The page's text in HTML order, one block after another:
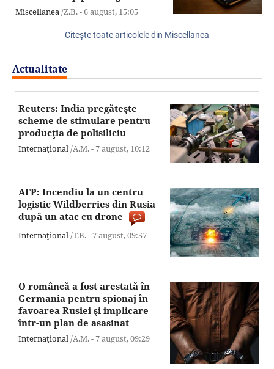
Miscellanea/Z.B. -6 august, 15:05
Citeşte toate articolele din Miscellanea
Actualitate
Reuters: India pregăteşte
scheme de stimulare pentru
producţia de polisiliciu
Internaţional /A.M. -7 august, 10:12
AFP: Incendiu la un centru
logistic Wildberries din Rusia
după un atac cu drone
Internaţional/T.B. -7 august,09:57
O româncă a fost arestată în
Germania pentru spionaj în
favoarea Rusiei şi implicare
într-un plan de asasinat
Internaţional /A.M. -7 august,09:29